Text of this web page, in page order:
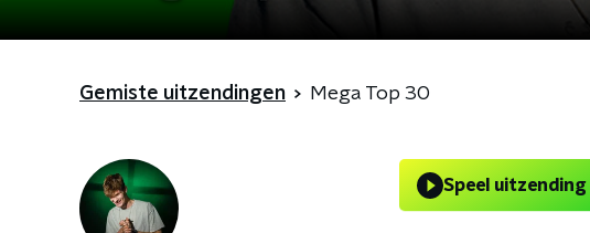
Gemiste uitzendingen Mega Top 30
Speel